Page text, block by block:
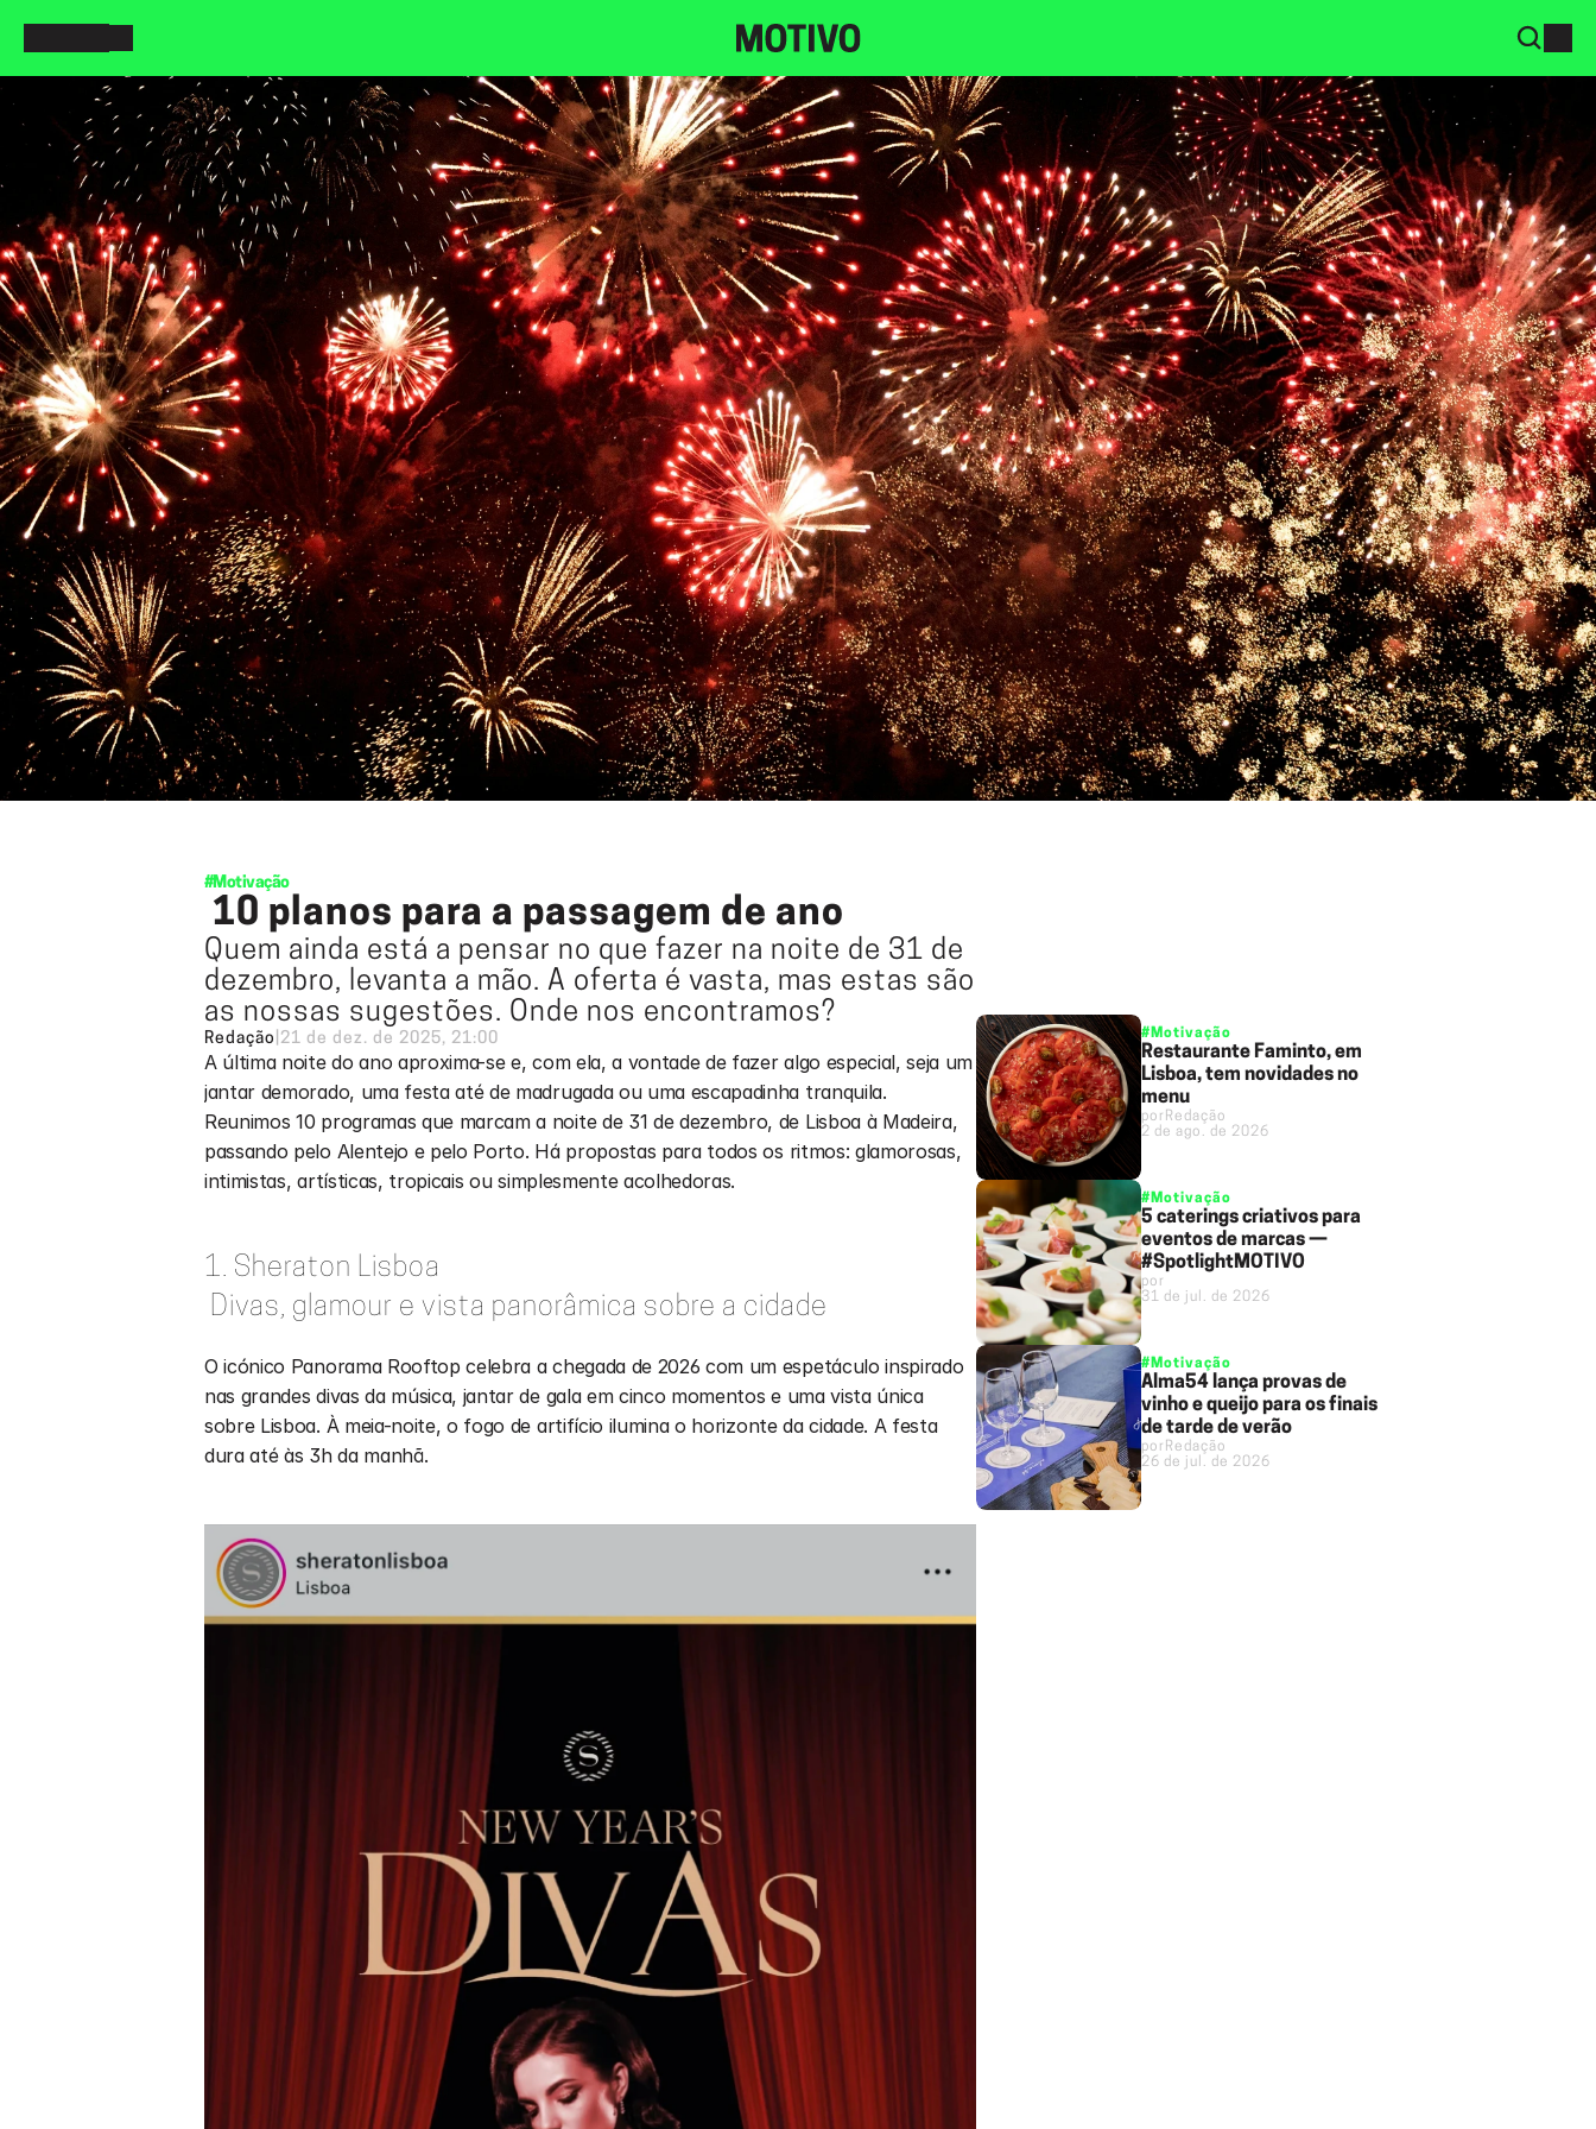
#Motivação
10 planos para a passagem de ano
Quem ainda está a pensar no que fazer na noite de 31 de
dezembro, levanta a mão. A oferta é vasta, mas estas são
as nossas sugestões. Onde nos encontramos?
Redação 21 de dez. de 2025, 21:00
A última noite do ano aproxima-se e, com ela, a vontade de fazer algo especial, seja um
jantar demorado, uma festa até de madrugada ou uma escapadinha tranquila.
Reunimos 10 programas que marcam a noite de 31 de dezembro, de Lisboa à Madeira,
passando pelo Alentejo e pelo Porto. Há propostas para todos os ritmos: glamorosas,
intimistas, artísticas, tropicais ou simplesmente acolhedoras.
1. Sheraton Lisboa
Divas, glamour e vista panorâmica sobre a cidade
O icónico Panorama Rooftop celebra a chegada de 2026 com um espetáculo inspirado
nas grandes divas da música, jantar de gala em cinco momentos e uma vista única
sobre Lisboa. À meia-noite, o fogo de artifício ilumina o horizonte da cidade. A festa
dura até às 3h da manhã.
#Motivação
Restaurante Faminto, em
Lisboa, tem novidades no
menu
por Redação
2 de ago. de 2026
#Motivação
5 caterings criativos para
eventos de marcas —
#SpotlightMOTIVO
por
31 de jul. de 2026
#Motivação
Alma54 lança provas de
vinho e queijo para os finais
de tarde de verão
por Redação
26 de jul. de 2026